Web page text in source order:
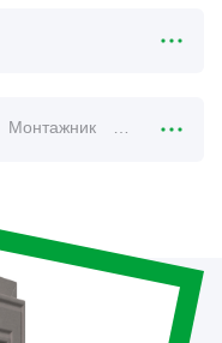
Монтажник Менеджер